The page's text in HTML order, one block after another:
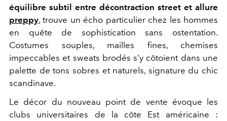
équilibre subtil entre décontraction street et allure
preppy, trouve un écho particulier chez les hommes
en quête de sophistication sans ostentation.
Costumes souples, mailles fines, chemises
impeccables et sweats brodés s’y côtoient dans une
palette de tons sobres et naturels, signature du chic
scandinave.
Le décor du nouveau point de vente évoque les
clubs universitaires de la côte Est américaine :